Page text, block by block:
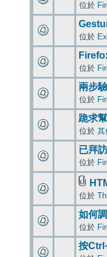
位於
位於
位於
兩步
位於
跪求
位於 其
已拜
位於
位於
如何
位於
按